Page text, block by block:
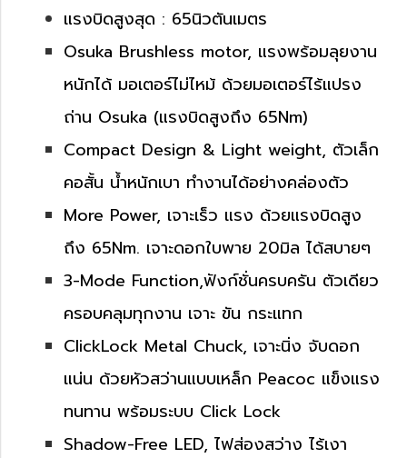
แรงบิดสูงสุด : 65นิวตันเมตร
Osuka Brushless motor, แรงพร้อมลุยงาน
หนักได้ มอเตอร์ไม่ไหม้ ด้วยมอเตอร์ไร้แปรง
ถ่าน Osuka (แรงบิดสูงถึง 65Nm)
Compact Design & Light weight, ตัวเล็ก
คอสั้น น้ำหนักเบา ทำงานได้อย่างคล่องตัว
More Power, เจาะเร็ว แรง ด้วยแรงบิดสูง
ถึง 65Nm. เจาะดอกใบพาย 20มิล ได้สบายๆ
3-Mode Function,ฟังก์ชั่นครบครัน ตัวเดียว
ครอบคลุมทุกงาน เจาะ ขัน กระแทก
ClickLock Metal Chuck, เจาะนิ่ง จับดอก
แน่น ด้วยหัวสว่านแบบเหล็ก Peacoc แข็งแรง
ทนทาน พร้อมระบบ Click Lock
Shadow-Free LED, ไฟส่องสว่าง ไร้เงา